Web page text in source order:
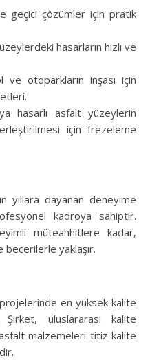
geçici çözümler için pratik
hasarların hızlı ve
otoparkların inşası için
hasarlı asfalt yüzeylerin
için frezeleme
yıllara dayanan deneyime
kadroya sahiptir.
müteahhitlere kadar,
yaklaşır.
en yüksek kalite
Şirket, uluslararası kalite
malzemeleri titiz kalite